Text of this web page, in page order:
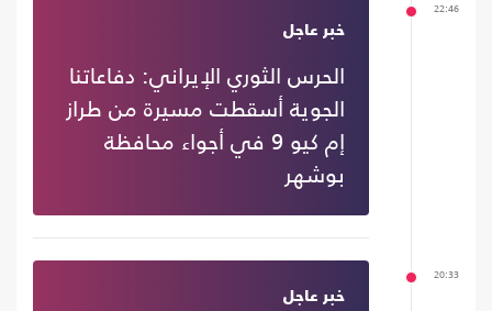
22:46
خبر عاجل
الحرس الثوري الإيراني: دفاعاتنا
الجوية أسقطت مسيرة من طراز
إم كيو 9 في أجواء محافظة
بوشهر
20:33
خبر عاجل